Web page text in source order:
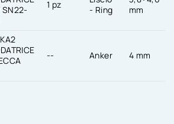
SN22-
1 pz
- Ring
mm
-- Anker 4 mm